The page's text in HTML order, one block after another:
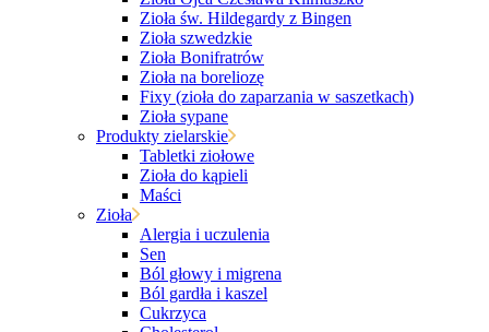
Zioła św. Hildegardy z Bingen
Zioła szwedzkie
Zioła Bonifratrów
Zioła na boreliozę
Fixy (zioła do zaparzania w saszetkach)
Zioła sypane
Produkty zielarskie
Tabletki ziołowe
Zioła do kąpieli
Maści
Zioła
Alergia i uczulenia
Sen
Ból głowy i migrena
Ból gardła i kaszel
Cukrzyca